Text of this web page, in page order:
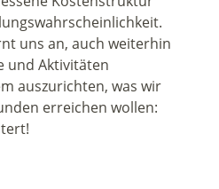
uns an, auch weiterhin
und Aktivitäten
auszurichten, was wir
erreichen wollen: